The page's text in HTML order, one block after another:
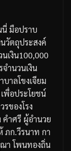
นี่มือปราบ
วัตถุประสงค์
เงิน100,000
ำนวนเงิน
บาลโขงเจียม
เพื่อประโยชน์
ของโรง
คำศรี ผู้อำนวย
ภก.วีรนาท กา
า โพนทองถิ่น